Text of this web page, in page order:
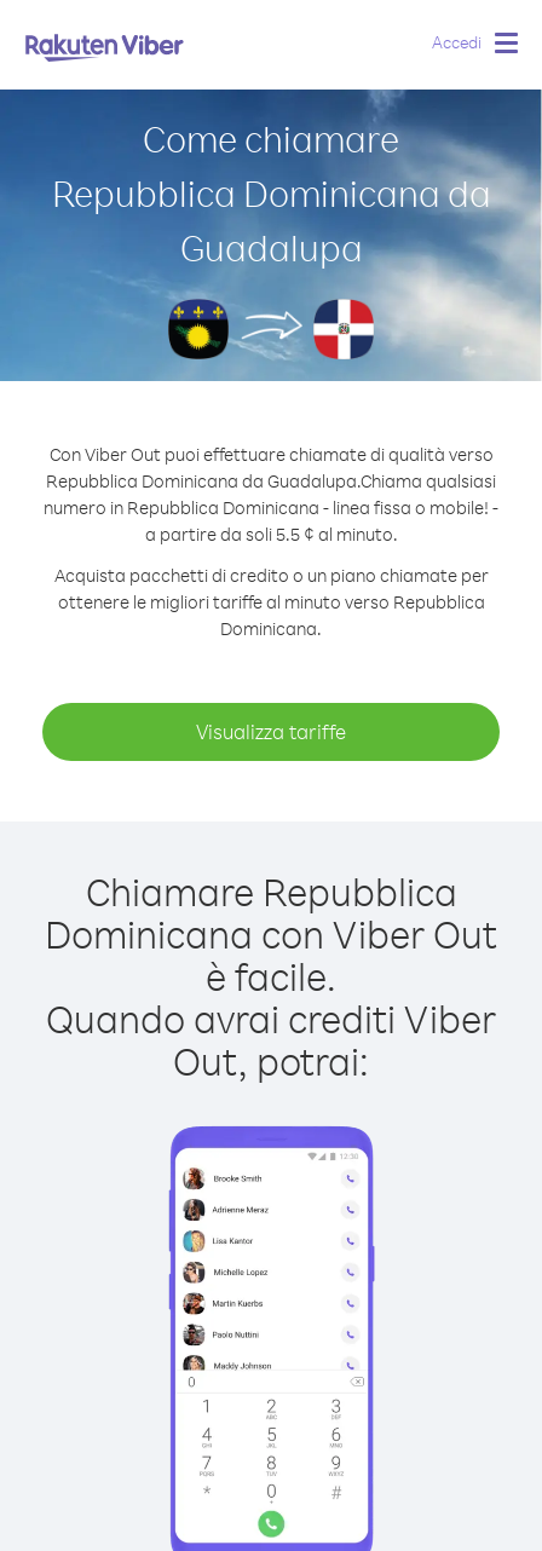
Accedi
Come chiamare
Repubblica Dominicana da
Guadalupa
Con Viber Out puoi effettuare chiamate di qualità verso
Repubblica Dominicana da Guadalupa.Chiama qualsiasi
numero in Repubblica Dominicana - linea fissa o mobile! -
a partire da soli 5.5 ¢ al minuto.
Acquista pacchetti di credito o un piano chiamate per
ottenere le migliori tariffe al minuto verso Repubblica
Dominicana.
Visualizza tariffe
Chiamare Repubblica
Dominicana con Viber Out
è facile.
Quando avrai crediti Viber
Out, potrai: